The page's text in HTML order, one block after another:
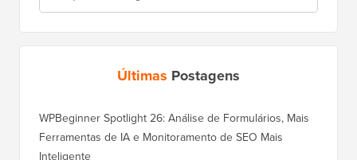
Últimas Postagens
WPBeginner Spotlight 26: Análise de Formulários, Mais
Ferramentas de IA e Monitoramento de SEO Mais
Inteligente